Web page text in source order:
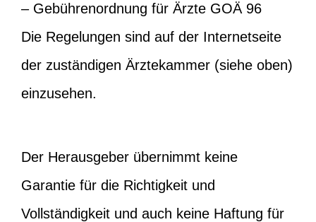
– Gebührenordnung für Ärzte GOÄ 96
Die Regelungen sind auf der Internetseite
der zuständigen Ärztekammer (siehe oben)
einzusehen.
Der Herausgeber übernimmt keine
Garantie für die Richtigkeit und
Vollständigkeit und auch keine Haftung für